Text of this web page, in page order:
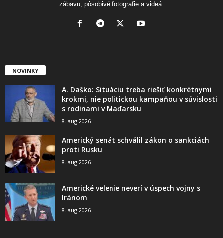
zábavu, pôsobivé fotografie a videá.
NOVINKY
A. Daško: Situáciu treba riešiť konkrétnymi
krokmi, nie politickou kampaňou v súvislosti
s rodinami v Maďarsku
8. aug 2026
Americký senát schválil zákon o sankciách
proti Rusku
8. aug 2026
Americké velenie neverí v úspech vojny s
Iránom
8. aug 2026